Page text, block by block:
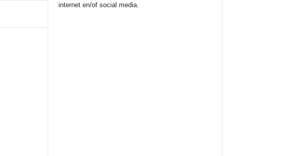
internet en/of social media.